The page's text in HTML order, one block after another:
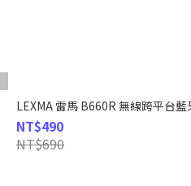
LEXMA 雷馬 B660R 無線跨平台
NT$490
NT$690